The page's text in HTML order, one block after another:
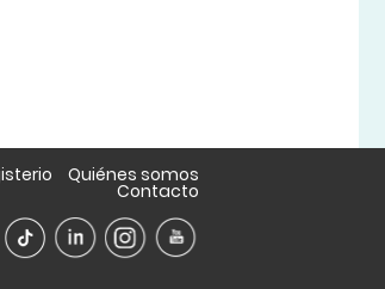
Quiénes somos
Contacto